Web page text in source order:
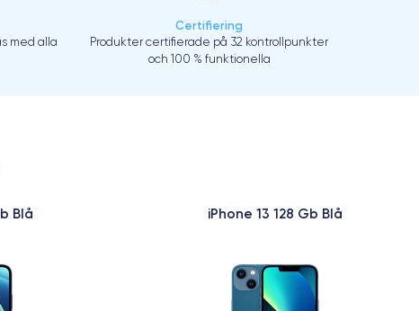
med alla
Certifiering
Produkter certifierade på 32 kontrollpunkter
och 100 % funktionella
Blå iPhone 13 128 Gb Blå